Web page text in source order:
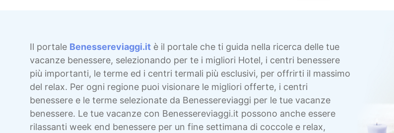
Il portale Benessereviaggi.it è il portale che ti guida nella ricerca delle tue
vacanze benessere, selezionando per te i migliori Hotel, i centri benessere
più importanti, le terme ed i centri termali più esclusivi, per offrirti il massimo
del relax. Per ogni regione puoi visionare le migliori offerte, i centri
benessere e le terme selezionate da Benessereviaggi per le tue vacanze
benessere. Le tue vacanze con Benessereviaggi.it possono anche essere
rilassanti week end benessere per un fine settimana di coccole e relax,